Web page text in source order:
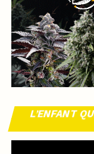
L’ENFANT